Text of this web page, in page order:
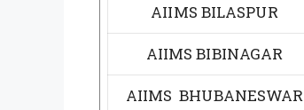
AIIMS BILASPUR
AIIMS BIBINAGAR
AIIMS BHUBANESWAR